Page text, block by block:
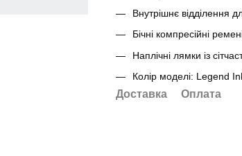
Внутрішнє відділення
Бічні компресійні
Наплічні лямки із
Колір моделі: Legend
Доставка Оплата